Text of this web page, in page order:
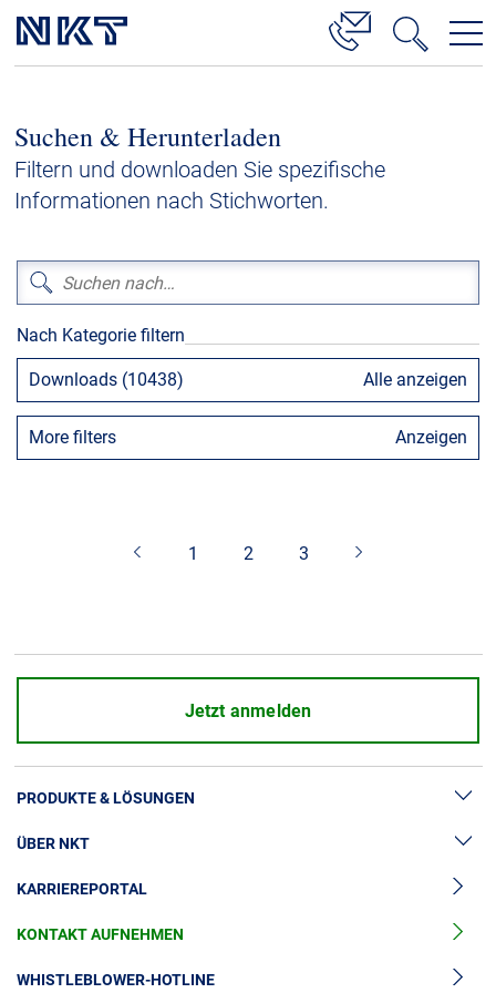
Hochspannung
Kabelservice
Niederspannung
Kabelgarnituren
Referenzen
Downloads
Presse & Events
Produktion
Einkauf
Suchen & Herunterladen
Filtern und downloaden Sie spezifische
Informationen nach Stichworten.
Nach Kategorie filtern
Downloads (10438) Alle anzeigen
More filters Anzeigen
1 2 3
Jetzt anmelden
PRODUKTE & LÖSUNGEN
Hochspannung
Kabelgarnituren
Mittelspannungskabel
Niederspannungskabel
ÜBER NKT
News & Presse
Unsere Geschichte
Investoren
KARRIEREPORTAL
KONTAKT AUFNEHMEN
WHISTLEBLOWER-HOTLINE